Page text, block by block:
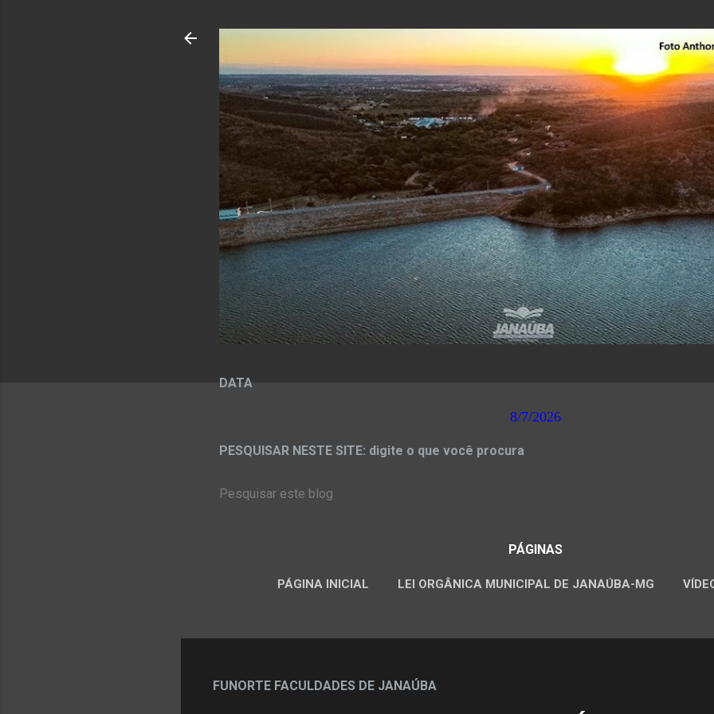
DATA
8/7/2026
PESQUISAR NESTE SITE: digite o que você procura
PÁGINAS
PÁGINA INICIAL LEI ORGÂNICA MUNICIPAL DE JANAÚBA-MG
FUNORTE FACULDADES DE JANAÚBA